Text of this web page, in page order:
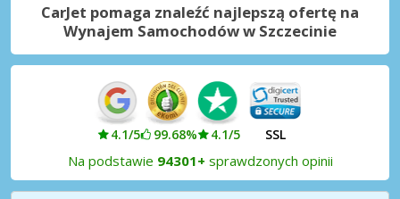
CarJet pomaga znaleźć najlepszą ofertę na
Wynajem Samochodów w Szczecinie
4.1/5 99.68% 4.1/5 SSL
Na podstawie 94301+ sprawdzonych opinii